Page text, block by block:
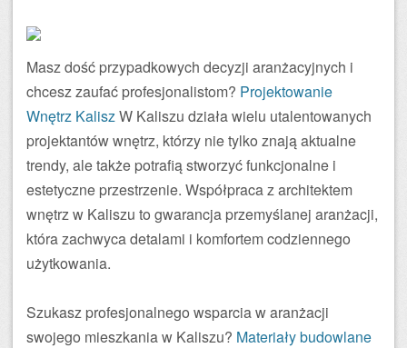
Masz dość przypadkowych decyzji aranżacyjnych i
chcesz zaufać profesjonalistom? Projektowanie
Wnętrz KaliszW Kaliszu działa wielu utalentowanych
projektantów wnętrz, którzy nie tylko znają aktualne
trendy, ale także potrafią stworzyć funkcjonalne i
estetyczne przestrzenie. Współpraca z architektem
wnętrz w Kaliszu to gwarancja przemyślanej aranżacji,
która zachwyca detalami i komfortem codziennego
użytkowania.
Szukasz profesjonalnego wsparcia w aranżacji
swojego mieszkania w Kaliszu? Materiały budowlane